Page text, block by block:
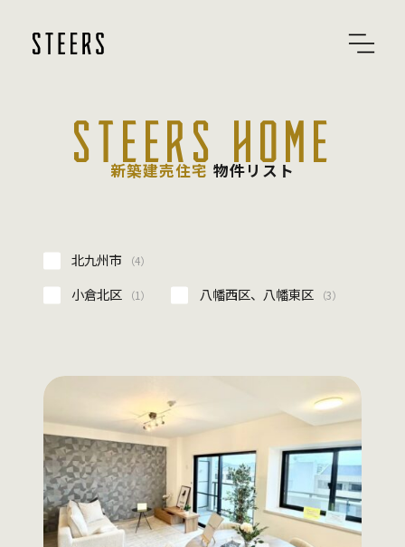
STEERS HOME
新築建売住宅 物件リスト
北九州市 （4）
小倉北区 （1） 八幡西区、八幡東区 （3）